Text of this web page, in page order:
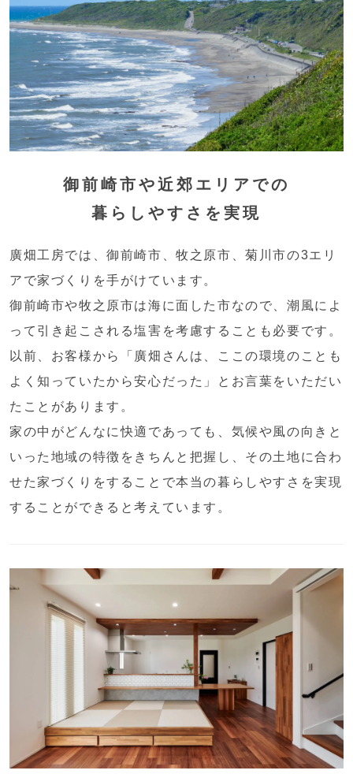
御前崎市や近郊エリアでの
暮らしやすさを実現
廣畑工房では、御前崎市、牧之原市、菊川市の3エリ
アで家づくりを手がけています。
御前崎市や牧之原市は海に面した市なので、潮風によ
って引き起こされる塩害を考慮することも必要です。
以前、お客様から「廣畑さんは、ここの環境のことも
よく知っていたから安心だった」とお言葉をいただい
たことがあります。
家の中がどんなに快適であっても、気候や風の向きと
いった地域の特徴をきちんと把握し、その土地に合わ
せた家づくりをすることで本当の暮らしやすさを実現
することができると考えています。